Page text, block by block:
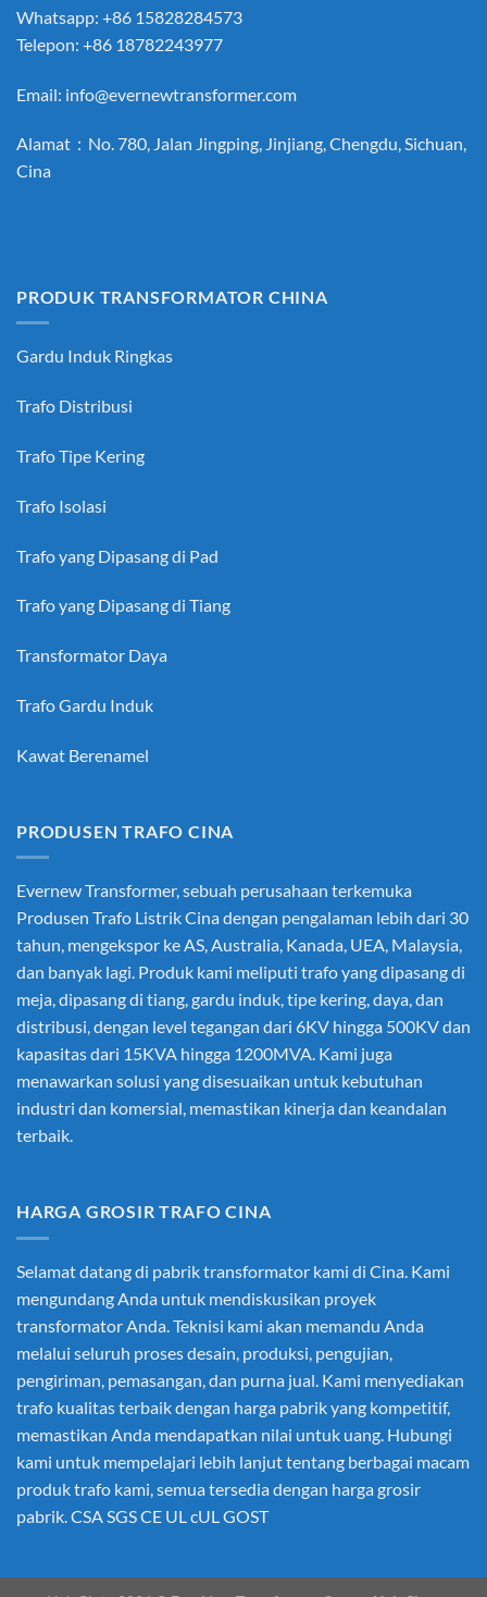
Whatsapp: +86 15828284573
Telepon: +86 18782243977
Email: info@evernewtransformer.com
Alamat：No. 780, Jalan Jingping, Jinjiang, Chengdu, Sichuan,
Cina
PRODUK TRANSFORMATOR CHINA
Gardu Induk Ringkas
Trafo Distribusi
Trafo Tipe Kering
Trafo Isolasi
Trafo yang Dipasang di Pad
Trafo yang Dipasang di Tiang
Transformator Daya
Trafo Gardu Induk
Kawat Berenamel
PRODUSEN TRAFO CINA
Evernew Transformer, sebuah perusahaan terkemuka
Produsen Trafo Listrik Cinadengan pengalaman lebih dari 30
tahun, mengekspor ke AS, Australia, Kanada, UEA, Malaysia,
dan banyak lagi. Produk kami meliputi trafo yang dipasang di
meja, dipasang di tiang, gardu induk, tipe kering, daya, dan
distribusi, dengan level tegangan dari 6KV hingga 500KV dan
kapasitas dari 15KVA hingga 1200MVA. Kami juga
menawarkan solusi yang disesuaikan untuk kebutuhan
industri dan komersial, memastikan kinerja dan keandalan
terbaik.
HARGA GROSIR TRAFO CINA
Selamat datang di pabrik transformator kami di Cina. Kami
mengundang Anda untuk mendiskusikan proyek
transformator Anda. Teknisi kami akan memandu Anda
melalui seluruh proses desain, produksi, pengujian,
pengiriman, pemasangan, dan purna jual. Kami menyediakan
trafo kualitas terbaik dengan harga pabrik yang kompetitif,
memastikan Anda mendapatkan nilai untuk uang. Hubungi
kami untuk mempelajari lebih lanjut tentang berbagai macam
produk trafo kami, semua tersedia dengan harga grosir
pabrik. CSA SGS CE UL cUL GOST